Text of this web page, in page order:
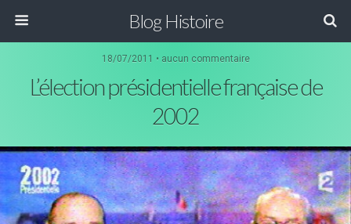
Blog Histoire
18/07/2011 • aucun commentaire
L’élection présidentielle française de
2002